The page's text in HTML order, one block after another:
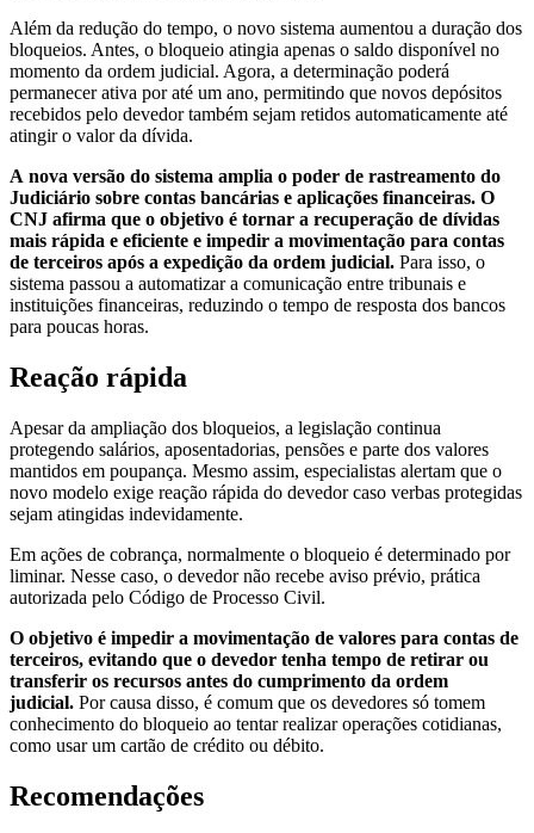
Além da redução do tempo, o novo sistema aumentou a duração dos
bloqueios. Antes, o bloqueio atingia apenas o saldo disponível no
momento da ordem judicial. Agora, a determinação poderá
permanecer ativa por até um ano, permitindo que novos depósitos
recebidos pelo devedor também sejam retidos automaticamente até
atingir o valor da dívida.
A nova versão do sistema amplia o poder de rastreamento do
Judiciário sobre contas bancárias e aplicações financeiras. O
CNJ afirma que o objetivo é tornar a recuperação de dívidas
mais rápida e eficiente e impedir a movimentação para contas
de terceiros após a expedição da ordem judicial. Para isso, o
sistema passou a automatizar a comunicação entre tribunais e
instituições financeiras, reduzindo o tempo de resposta dos bancos
para poucas horas.
Reação rápida
Apesar da ampliação dos bloqueios, a legislação continua
protegendo salários, aposentadorias, pensões e parte dos valores
mantidos em poupança. Mesmo assim, especialistas alertam que o
novo modelo exige reação rápida do devedor caso verbas protegidas
sejam atingidas indevidamente.
Em ações de cobrança, normalmente o bloqueio é determinado por
liminar. Nesse caso, o devedor não recebe aviso prévio, prática
autorizada pelo Código de Processo Civil.
O objetivo é impedir a movimentação de valores para contas de
terceiros, evitando que o devedor tenha tempo de retirar ou
transferir os recursos antes do cumprimento da ordem
judicial. Por causa disso, é comum que os devedores só tomem
conhecimento do bloqueio ao tentar realizar operações cotidianas,
como usar um cartão de crédito ou débito.
Recomendações